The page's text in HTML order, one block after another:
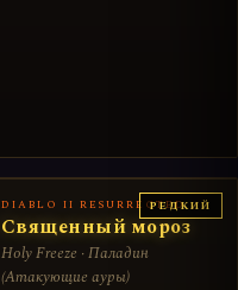
РЕДКИЙ
DIABLO II RESURRECTED
Священный мороз
Holy Freeze · Паладин
(Атакующие ауры)